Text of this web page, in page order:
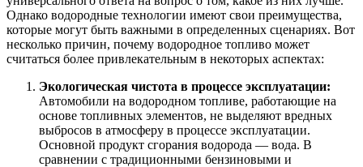
Однако водородные технологии имеют свои преимущества,
которые могут быть важными в определенных сценариях. Вот
несколько причин, почему водородное топливо может
считаться более привлекательным в некоторых аспектах:
Экологическая чистота в процессе эксплуатации:
Автомобили на водородном топливе, работающие на
основе топливных элементов, не выделяют вредных
выбросов в атмосферу в процессе эксплуатации.
Основной продукт сгорания водорода — вода. В
сравнении с традиционными бензиновыми и